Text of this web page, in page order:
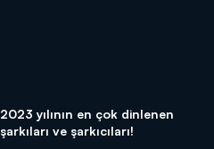
2023 yılının en çok dinlenen
şarkıları ve şarkıcıları!